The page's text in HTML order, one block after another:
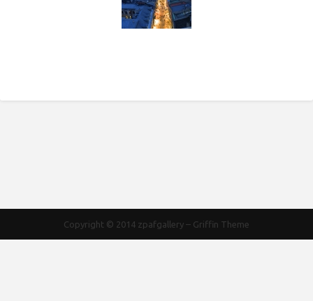
Copyright © 2014 zpafgallery – Griffin Theme